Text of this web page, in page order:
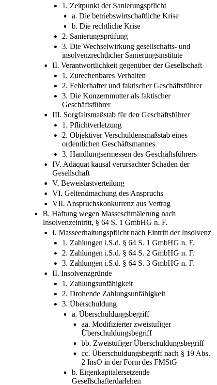
1. Zeitpunkt der Sanierungspflicht
a. Die betriebswirtschaftliche Krise
b. Die rechtliche Krise
2. Sanierungsprüfung
3. Die Wechselwirkung gesellschafts- und
insolvenzrechtlicher Sanierungsinstitute
II. Verantwortlichkeit gegenüber der Gesellschaft
1. Zurechenbares Verhalten
2. Fehlerhafter und faktischer Geschäftsführer
3. Die Konzernmutter als faktischer
Geschäftsführer
III. Sorgfaltsmaßstab für den Geschäftsführer
1. Pflichtverletzung
2. Objektiver Verschuldensmaßstab eines
ordentlichen Geschäftsmannes
3. Handlungsermessen des Geschäftsführers
IV. Adäquat kausal verursachter Schaden der
Gesellschaft
V. Beweislastverteilung
VI. Geltendmachung des Anspruchs
VII. Anspruchskonkurrenz aus Vertrag
B. Haftung wegen Masseschmälerung nach
Insolvenzeintritt, § 64 S. 1 GmbHG n. F.
I. Masseerhaltungspflicht nach Eintritt der Insolvenz
1. Zahlungen i.S.d. § 64 S. 1 GmbHG n. F.
2. Zahlungen i.S.d. § 64 S. 2 GmbHG n. F.
3. Zahlungen i.S.d. § 64 S. 3 GmbHG n. F.
II. Insolvenzgründe
1. Zahlungsunfähigkeit
2. Drohende Zahlungsunfähigkeit
3. Überschuldung
a. Überschuldungsbegriff
aa. Modifizierter zweistufiger
Überschuldungsbegriff
bb. Zweistufiger Überschuldungsbegriff
cc. Überschuldungsbegriff nach § 19 Abs.
2 InsO in der Form des FMStG
b. Eigenkapitalersetzende
Gesellschafterdarlehen